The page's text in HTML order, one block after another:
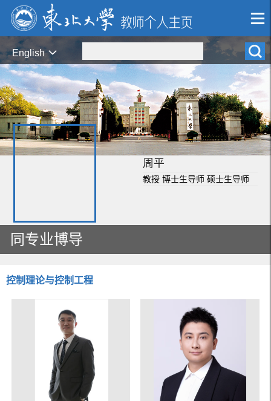
English
周平
教授 博士生导师 硕士生导师
同专业博导
控制理论与控制工程